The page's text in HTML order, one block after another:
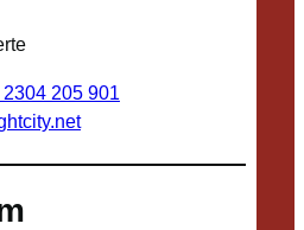
205 901